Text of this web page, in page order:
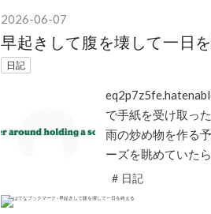
2026-06-07
早起きして腹を壊して一日
日記
で手紙を受け取っ
雨の炒め物を作る
ーズを眺めていた
# 日記